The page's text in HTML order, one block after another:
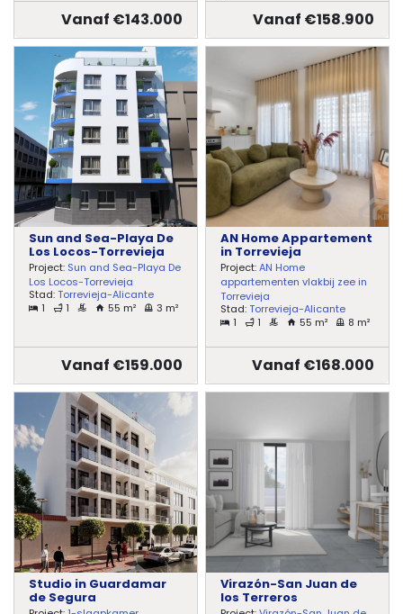
Vanaf €143.000 Vanaf €158.900
Sun and Sea-Playa De
Los Locos-Torrevieja
Project: Sun and Sea-Playa De
Los Locos-Torrevieja
Stad:Torrevieja-Alicante
1
1 55 m² 3 m²
Vanaf €159.000
AN Home Appartement
in Torrevieja
Project:AN Home
appartementen vlakbij zee in
Torrevieja
Stad:Torrevieja-Alicante
1
1 55 m² 8 m²
Vanaf €168.000
Studio in Guardamar
de Segura
Virazón-San Juan de
los Terreros